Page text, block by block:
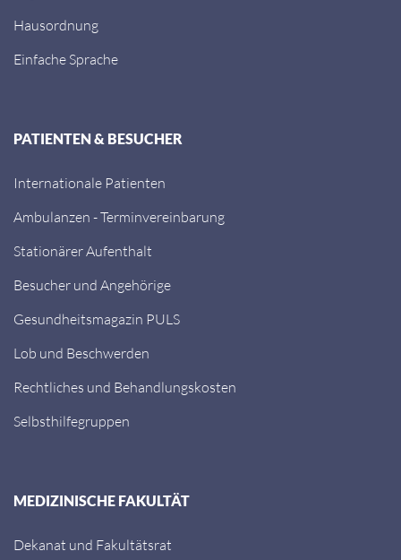
Hausordnung
Einfache Sprache
PATIENTEN & BESUCHER
Internationale Patienten
Ambulanzen - Terminvereinbarung
Stationärer Aufenthalt
Besucher und Angehörige
Gesundheitsmagazin PULS
Lob und Beschwerden
Rechtliches und Behandlungskosten
Selbsthilfegruppen
MEDIZINISCHE FAKULTÄT
Dekanat und Fakultätsrat